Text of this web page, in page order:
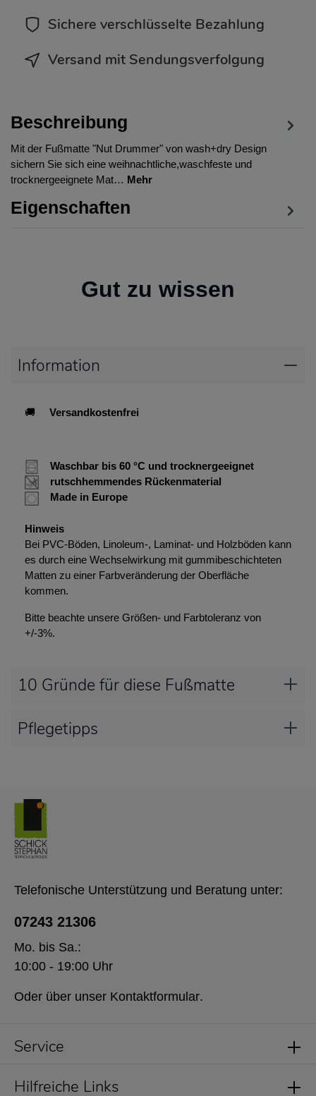
Sichere verschlüsselte Bezahlung
Versand mit Sendungsverfolgung
Beschreibung
Mit der Fußmatte "Nut Drummer" von wash+dry Design
sichern Sie sich eine weihnachtliche,waschfeste und
trocknergeeignete Mat… Mehr
Eigenschaften
Gut zu wissen
Information
🚚 Versandkostenfrei
Waschbar bis 60 °C und trocknergeeignet
rutschhemmendes Rückenmaterial
Made in Europe
Hinweis
Bei PVC-Böden, Linoleum-, Laminat- und Holzböden kann
es durch eine Wechselwirkung mit gummibeschichteten
Matten zu einer Farbveränderung der Oberfläche
kommen.
Bitte beachte unsere Größen- und Farbtoleranz von
+/-3%.
10 Gründe für diese Fußmatte
Pflegetipps
Service
Telefonische Unterstützung und Beratung unter:
07243 21306
Mo. bis Sa.:
10:00 - 19:00 Uhr
Oder über unser Kontaktformular.
Hilfreiche Links